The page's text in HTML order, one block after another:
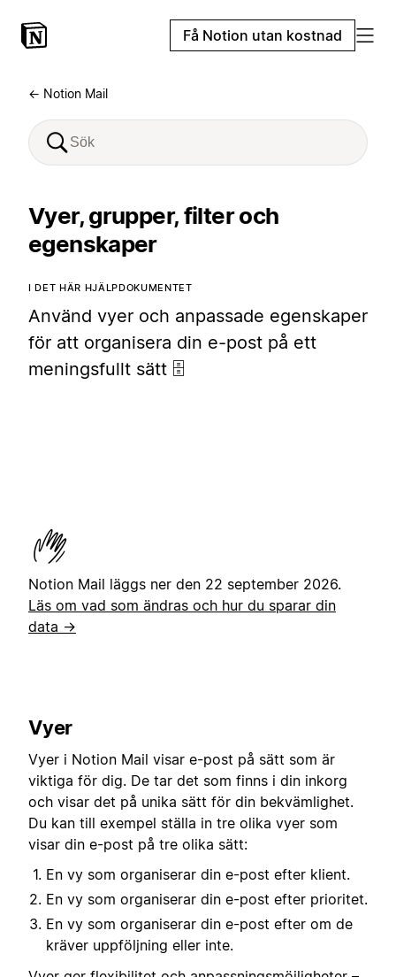
Få Notion utan kostnad
← Notion Mail
Vyer, grupper, filter och
egenskaper
I DET HÄR HJÄLPDOKUMENTET
Använd vyer och anpassade egenskaper
för att organisera din e-post på ett
meningsfullt sätt 🗄️
Notion Mail läggs ner den 22 september 2026.
Läs om vad som ändras och hur du sparar din
data →
Vyer
Vyer i Notion Mail visar e-post på sätt som är
viktiga för dig. De tar det som finns i din inkorg
och visar det på unika sätt för din bekvämlighet.
Du kan till exempel ställa in tre olika vyer som
visar din e-post på tre olika sätt:
En vy som organiserar din e-post efter klient.
En vy som organiserar din e-post efter prioritet.
En vy som organiserar din e-post efter om de
kräver uppföljning eller inte.